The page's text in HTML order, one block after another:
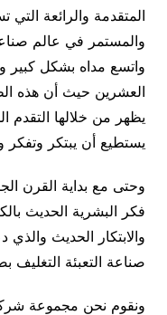
المتقدمة والرائعة
والمستمر في عالم
واتسع مداه بشكل كبير
العشرين حيث أن هذه
يظهر من خلالها التقدم
يستطيع أن يبتكر وتفكر
وحتى مع بداية القرن
فكر البشرية الحديث
والابتكار الحديث
صناعة التعبئة التغليف
ونقوم نحن مجموعة